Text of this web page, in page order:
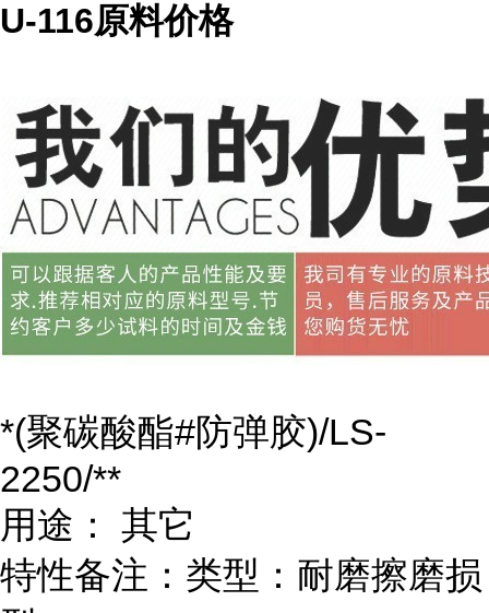
U-116原料价格
*(聚碳酸酯#防弹胶)/LS-
2250/**
用途： 其它
特性备注：类型：耐磨擦磨损